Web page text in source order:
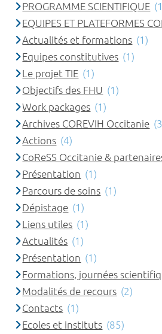
PROGRAMME SCIENTIFIQUE
EQUIPES ET PLATEFORMES
Actualités et formations (1)
Equipes constitutives (1)
Le projet TIE (1)
Objectifs des FHU (1)
Work packages (1)
Archives COREVIH Occitanie
Actions (4)
CoReSS Occitanie &
Présentation (1)
Parcours de soins (1)
Dépistage (1)
Liens utiles (1)
Actualités (1)
Présentation (1)
Formations, journées
Modalités de recours (2)
Contacts (1)
Ecoles et instituts (85)